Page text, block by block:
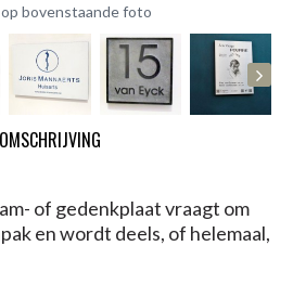
bovenstaande foto
OMSCHRIJVING
of gedenkplaat vraagt om
en wordt deels, of helemaal,